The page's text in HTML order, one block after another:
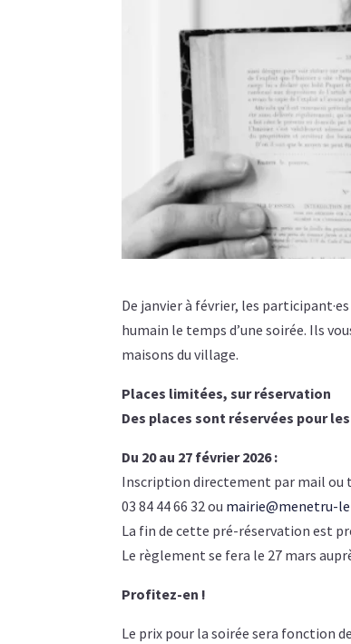
De janvier à février, les
humain le temps d’une soirée. Ils
maisons du village.
Places limitées, sur réservation
Des places sont réservées pour
Du 20 au 27 février 2026 :
Inscription directement par mail ou
03 84 44 66 32 ou mairie@menetru-
La fin de cette pré-réservation est
Le règlement se fera le 27 mars
Profitez-en !
Le prix pour la soirée sera fonction